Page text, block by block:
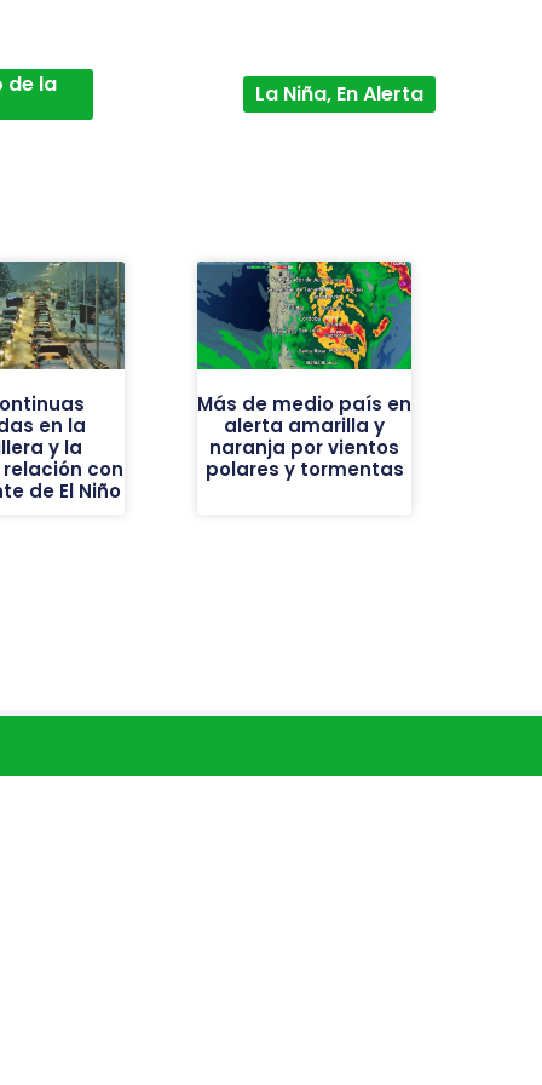
de la La Niña, En Alerta
en la
y la
con
de El Niño
Más de medio país en
alerta amarilla y
naranja por vientos
polares y tormentas